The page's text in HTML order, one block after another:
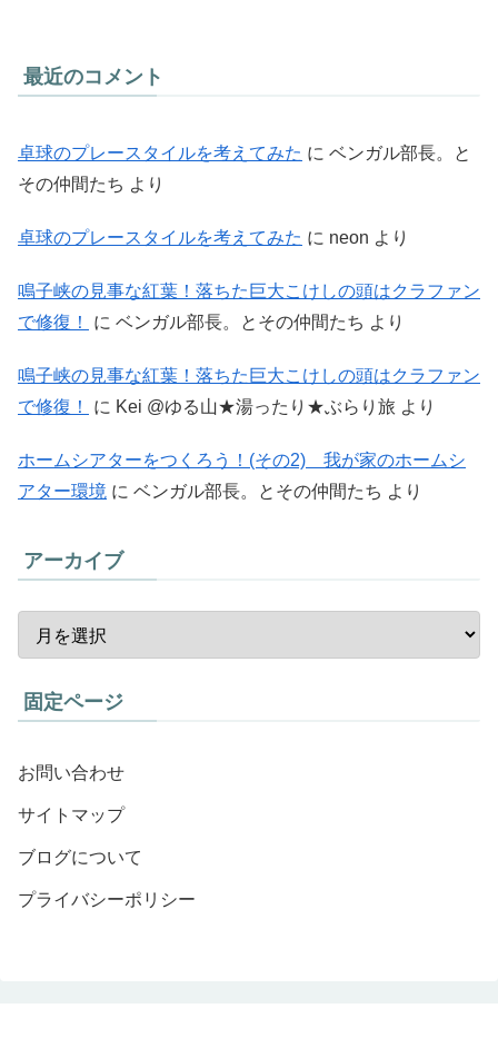
最近のコメント
卓球のプレースタイルを考えてみた に ベンガル部長。と
その仲間たち より
卓球のプレースタイルを考えてみた に neon より
鳴子峡の見事な紅葉！落ちた巨大こけしの頭はクラファン
で修復！
に ベンガル部長。とその仲間たち より
鳴子峡の見事な紅葉！落ちた巨大こけしの頭はクラファン
で修復！
に Kei @ゆる山★湯ったり★ぶらり旅 より
ホームシアターをつくろう！(その2) 我が家のホームシ
アター環境 に ベンガル部長。とその仲間たち より
アーカイブ
固定ページ
お問い合わせ
サイトマップ
ブログについて
プライバシーポリシー